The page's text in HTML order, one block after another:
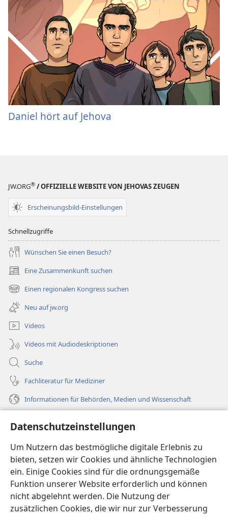
Datenschutzeinstellungen
Um Nutzern das bestmögliche digitale Erlebnis zu
bieten, setzen wir Cookies und ähnliche Technologien
ein. Einige Cookies sind für die ordnungsgemäße
Funktion unserer Website erforderlich und können
nicht abgelehnt werden. Die Nutzung der
zusätzlichen Cookies, die wir nur zur Verbesserung
Daniel hört auf Jehova
JW.ORG® / OFFIZIELLE WEBSITE VON JEHOVAS ZEUGEN
Erscheinungsbild-Einstellungen
Schnellzugriffe
Wünschen Sie einen Besuch?
Eine Zusammenkunft suchen
(öffnet
neues
Fenster)
Einen regionalen Kongress suchen
(öffnet
neues
Fenster)
Neu auf jw.org
Videos
Videos mit Audiodeskriptionen
Suche
Fachliteratur für Mediziner
Informationen für Behörden, Medien und Wissenschaft
Spenden
(öffnet
neues
Fenster)Wachtturm ONLINE-BIBLIOTHEK
(öffnet
neues
Fenster)JW Hub®
(öffnet
neues